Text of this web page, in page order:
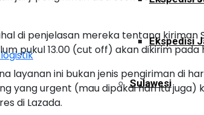
Ekspedisi
Sulawesi
di penjelasan mereka tentang kiriman
pukul 13.00 (cut off) akan dikirim pada
layanan ini bukan jenis pengiriman di
yang urgent (mau dipakai hari itu juga)
di Lazada.